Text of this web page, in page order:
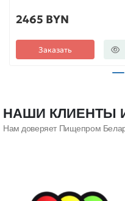
2465 BYN
Заказать
НАШИ КЛИЕНТЫ
Нам доверяет Пищепром